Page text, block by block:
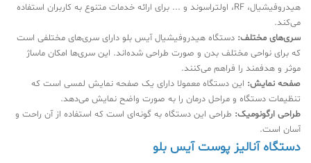
هیدروفیشیال، RF، اولتراسوند و ... برای ارائه خدمات متنوع به کاربران استفاده
می‌کند.
سری‌های مختلف: دستگاه هیدروفیشیال آیس بلو دارای سری‌های مختلفی است
که برای نواحی مختلف بدن و صورت طراحی شده‌اند. این سری‌ها امکان ماساژ
موثر و هدفمند را فراهم می‌کنند.
صفحه نمایش: این دستگاه معمولا دارای یک صفحه نمایش لمسی است که
تنظیمات دستگاه و مراحل درمان را به صورت واضح نمایش می‌دهد.
طراحی ارگونومیک: طراحی این دستگاه به گونه‌ای است که استفاده از آن راحت و
آسان است.
دستگاه آنالیز پوست آیس بلو